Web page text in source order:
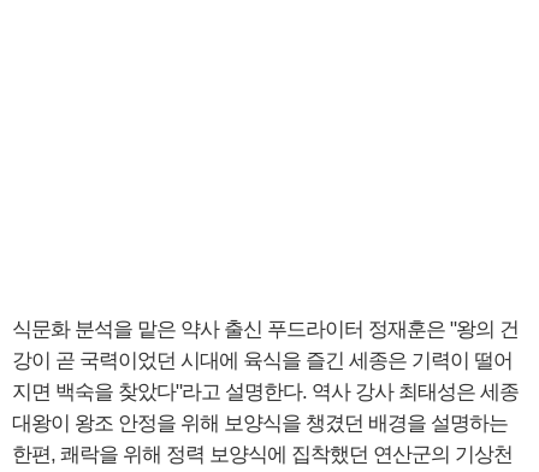
식문화 분석을 맡은 약사 출신 푸드라이터 정재훈은 "왕의 건
강이 곧 국력이었던 시대에 육식을 즐긴 세종은 기력이 떨어
지면 백숙을 찾았다"라고 설명한다. 역사 강사 최태성은 세종
대왕이 왕조 안정을 위해 보양식을 챙겼던 배경을 설명하는
한편, 쾌락을 위해 정력 보양식에 집착했던 연산군의 기상천